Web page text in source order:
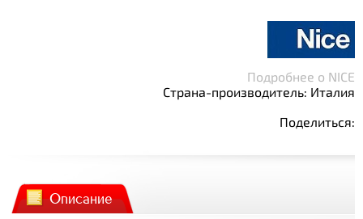
Подробнее о NICE
Страна-производитель: Италия
Поделиться:
Описание